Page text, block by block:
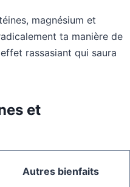
magnésium et
ta manière de
rassasiant qui saura
et
Autres bienfaits